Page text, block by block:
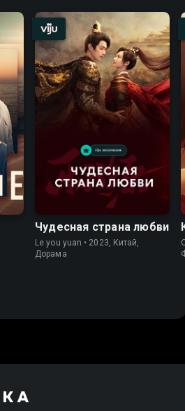
Чудесная страна любви
Le you yuan • 2023, Китай,
Дорама